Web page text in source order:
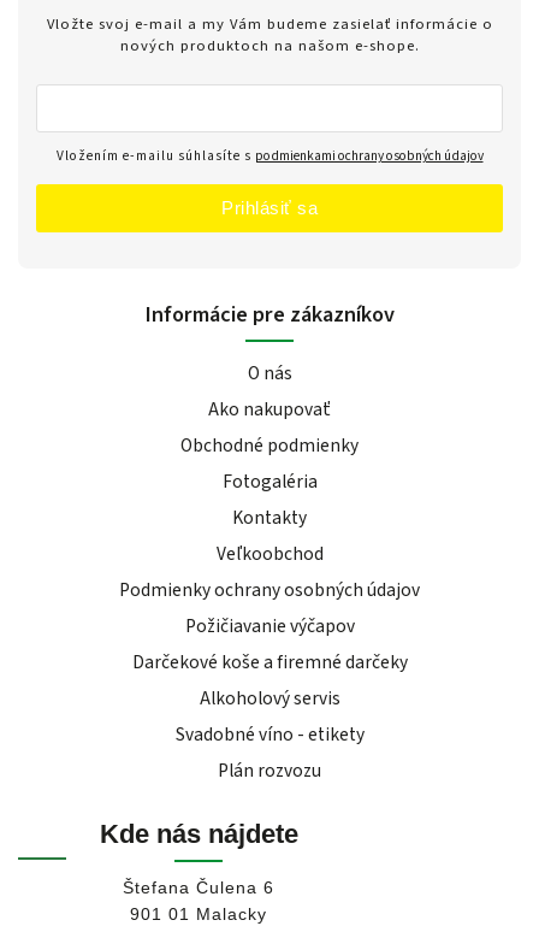
Vložte svoj e-mail a my Vám budeme zasielať informácie o
nových produktoch na našom e-shope.
Vložením e-mailu súhlasíte s podmienkami ochrany osobných údajov
Prihlásiť sa
Informácie pre zákazníkov
O nás
Ako nakupovať
Obchodné podmienky
Fotogaléria
Kontakty
Veľkoobchod
Podmienky ochrany osobných údajov
Požičiavanie výčapov
Darčekové koše a firemné darčeky
Alkoholový servis
Svadobné víno - etikety
Plán rozvozu
Kde nás nájdete
Štefana Čulena 6
901 01 Malacky